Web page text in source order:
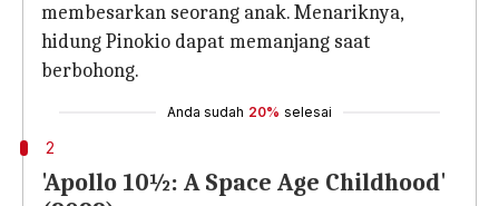
membesarkan seorang anak. Menariknya,
hidung Pinokio dapat memanjang saat
berbohong.
Anda sudah 20% selesai
2
'Apollo 10½: A Space Age Childhood'